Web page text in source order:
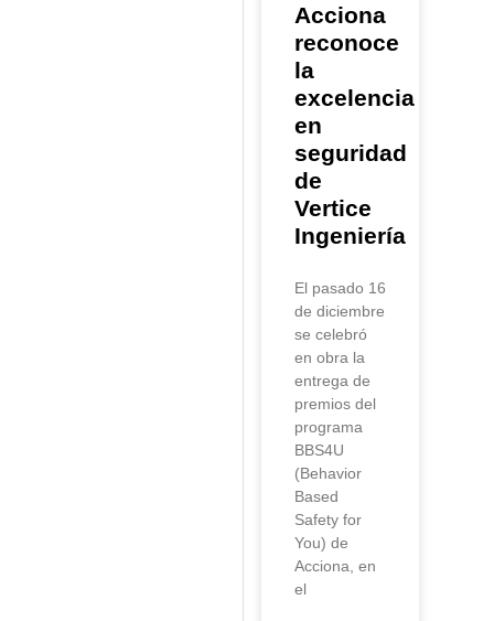
Acciona
reconoce
la
excelencia
en
seguridad
de
Vertice
Ingeniería
El pasado 16
de diciembre
se celebró
en obra la
entrega de
premios del
programa
BBS4U
(Behavior
Based
Safety for
You) de
Acciona, en
el